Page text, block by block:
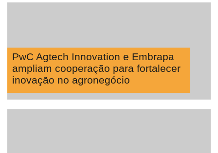
PwC Agtech Innovation e Embrapa
ampliam cooperação para fortalecer
inovação no agronegócio